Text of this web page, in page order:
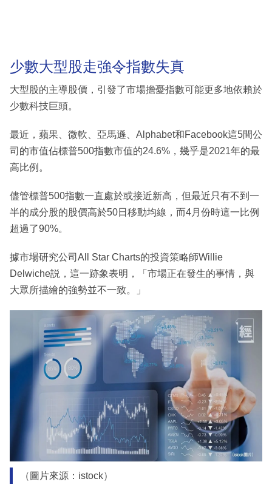
少數大型股走強令指數失真
大型股的主導股價，引發了市場擔憂指數可能更多地依賴於
少數科技巨頭。
最近，蘋果、微軟、亞馬遜、Alphabet和Facebook這5間公
司的市值佔標普500指數市值的24.6%，幾乎是2021年的最
高比例。
儘管標普500指數一直處於或接近新高，但最近只有不到一
半的成分股的股價高於50日移動均線，而4月份時這一比例
超過了90%。
據市場研究公司All Star Charts的投資策略師Willie
Delwiche説，這一跡象表明，「市場正在發生的事情，與
大眾所描繪的強勢並不一致。」
（圖片來源：istock）